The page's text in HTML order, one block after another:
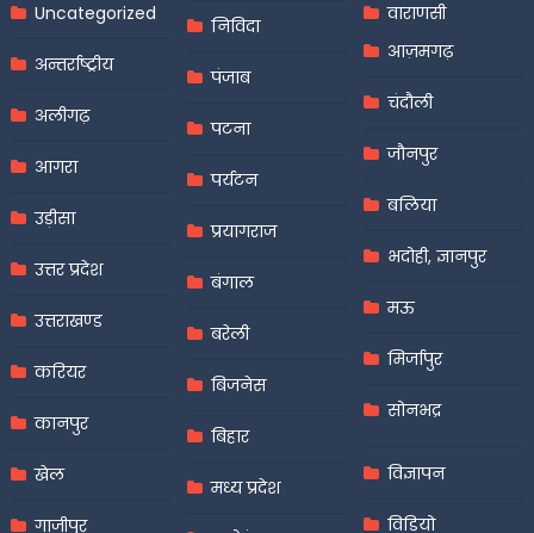
Uncategorized
अन्तर्राष्ट्रीय
अलीगढ़
आगरा
उड़ीसा
उत्तर प्रदेश
उत्तराखण्ड
करियर
कानपुर
खेल
गाजीपुर
निविदा
पंजाब
पटना
पर्यटन
प्रयागराज
बंगाल
बरेली
बिजनेस
बिहार
मध्य प्रदेश
वाराणसी
आज़मगढ़
चंदौली
जौनपुर
बलिया
भदोही, ज्ञानपुर
मऊ
मिर्जापुर
सोनभद्र
विज्ञापन
विडियो